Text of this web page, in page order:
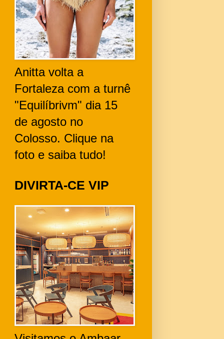
Anitta volta a
Fortaleza com a turnê
"Equilíbrivm" dia 15
de agosto no
Colosso. Clique na
foto e saiba tudo!
DIVIRTA-CE VIP